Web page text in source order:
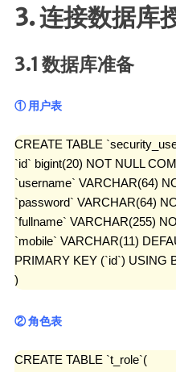
3. 连接数据库
3.1 数据库准备
① 用户表
CREATE TABLE
`id` bigint(20) NOT NULL
`username` VARCHAR(64)
`password` VARCHAR(64)
`fullname` VARCHAR(255)
`mobile` VARCHAR(11)
PRIMARY KEY (`id`) USING
)
② 角色表
CREATE TABLE `t_role`(